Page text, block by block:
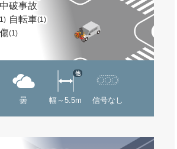
破事故
自転車(1)
(1)
曇 幅～5.5m
他
信号なし